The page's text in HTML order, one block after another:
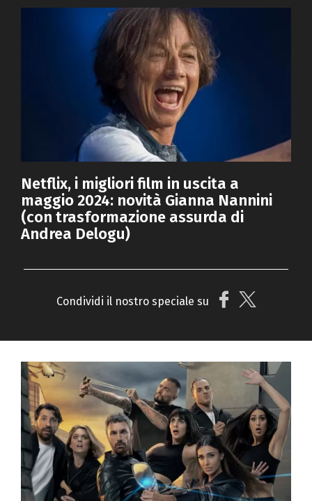
Netflix, i migliori film in uscita a
maggio 2024: novità Gianna Nannini
(con trasformazione assurda di
Andrea Delogu)
Condividi il nostro speciale su